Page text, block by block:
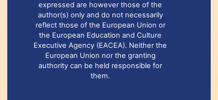
expressed are however those of the
author(s) only and do not necessarily
reflect those of the European Union or
the European Education and Culture
Executive Agency (EACEA). Neither the
European Union nor the granting
authority can be held responsible for
them.